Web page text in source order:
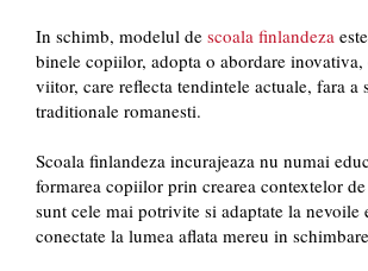
In schimb, modelul de scoala finlandeza
binele copiilor, adopta o abordare inovativa,
viitor, care reflecta tendintele actuale, fara a
traditionale romanesti.
Scoala finlandeza incurajeaza nu numai
formarea copiilor prin crearea contextelor
sunt cele mai potrivite si adaptate la nevoile
conectate la lumea aflata mereu in